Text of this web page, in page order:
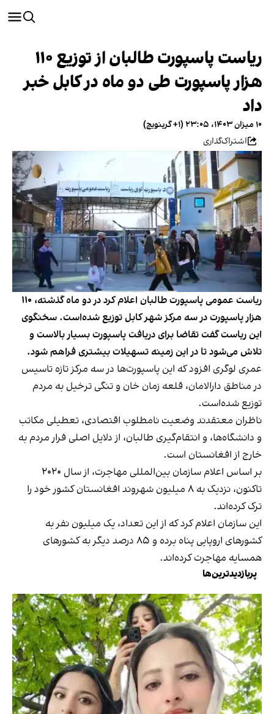
ریاست پاسپورت طالبان از توزیع ۱۱۰
هزار پاسپورت طی دو ماه در کابل خبر
داد
۱۰ میزان ۱۴۰۳، ۲۳:۰۵ (‎+۱ گرینویچ)
اشتراک‌گذاری
ریاست عمومی پاسپورت طالبان اعلام کرد در دو ماه گذشته، ۱۱۰
هزار پاسپورت در سه مرکز شهر کابل توزیع شده‌است. سخنگوی
این ریاست گفت تقاضا برای دریافت پاسپورت بسیار بالاست و
تلاش می‌شود تا در این زمینه تسهیلات بیشتری فراهم شود.
عمری لوگری افزود که این پاسپورت‌ها در سه مرکز تازه تاسیس
در مناطق دارالامان، قلعه زمان خان و تنگی ترخیل به مردم
توزیع شده‌است.
ناظران معتقدند وضعیت نامطلوب اقتصادی، تعطیلی مکاتب
و دانشگاه‌ها، و انتقام‌گیری طالبان، از دلایل اصلی فرار مردم به
خارج از افغانستان است.
بر اساس اعلام سازمان بین‌المللی مهاجرت، از سال ۲۰۲۰
تاکنون، نزدیک به ۸ میلیون شهروند افغانستان کشور خود را
ترک کرده‌اند.
این سازمان اعلام کرد که از این تعداد، یک میلیون نفر به
کشورهای اروپایی پناه برده و ۸۵ درصد دیگر به کشورهای
همسایه مهاجرت کرده‌اند.
پربازدیدترین‌ها